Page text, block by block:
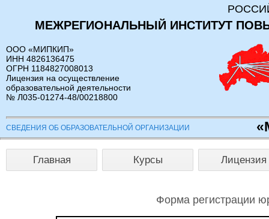
МЕЖРЕГИОНАЛЬНЫЙ ИНСТИТУТ
ООО «МИПКИП»
ИНН 4826136475
ОГРН 1184827008013
Лицензия на осуществление
образовательной деятельности
№ Л035-01274-48/00218800
СВЕДЕНИЯ ОБ ОБРАЗОВАТЕЛЬНОЙ ОРГАНИЗАЦИИ
Главная Курсы Лицензия
Форма регистрации